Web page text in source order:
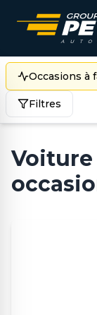
Occasions à
Filtres
Voiture